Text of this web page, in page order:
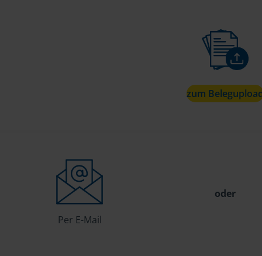
zum
Per E-Mail
oder